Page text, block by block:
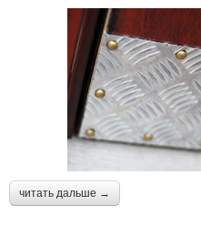
читать дальше →